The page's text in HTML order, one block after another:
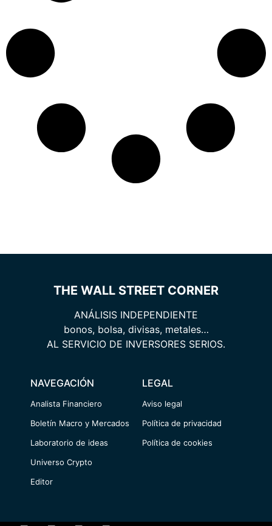
THE WALL STREET CORNER
ANÁLISIS INDEPENDIENTE
bonos, bolsa, divisas, metales…
AL SERVICIO DE INVERSORES SERIOS.
NAVEGACIÓN
Analista Financiero
Boletín Macro y Mercados
Laboratorio de ideas
Universo Crypto
Editor
LEGAL
Aviso legal
Política de privacidad
Política de cookies